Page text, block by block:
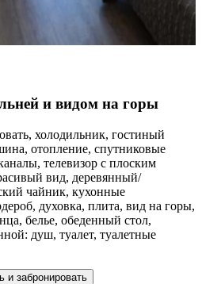
и видом на горы
холодильник, гостиный
отопление, спутниковые
телевизор с плоским
вид, деревянный/
чайник, кухонные
духовка, плита, вид на горы,
белье, обеденный стол,
душ, туалет, туалетные
и забронировать